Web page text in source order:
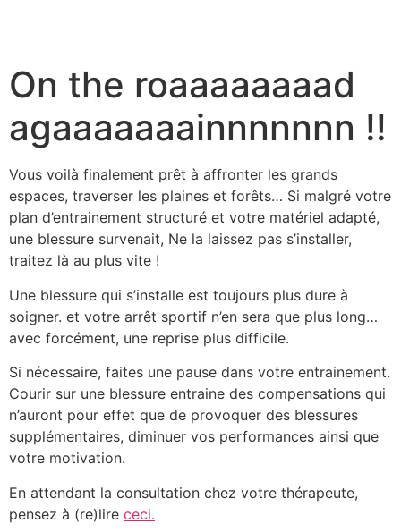
On the roaaaaaaaad
agaaaaaaainnnnnnn !!
Vous voilà finalement prêt à affronter les grands
espaces, traverser les plaines et forêts… Si malgré votre
plan d’entrainement structuré et votre matériel adapté,
une blessure survenait, Ne la laissez pas s’installer,
traitez là au plus vite !
Une blessure qui s’installe est toujours plus dure à
soigner. et votre arrêt sportif n’en sera que plus long…
avec forcément, une reprise plus difficile.
Si nécessaire, faites une pause dans votre entrainement.
Courir sur une blessure entraine des compensations qui
n’auront pour effet que de provoquer des blessures
supplémentaires, diminuer vos performances ainsi que
votre motivation.
En attendant la consultation chez votre thérapeute,
pensez à (re)lire ceci.